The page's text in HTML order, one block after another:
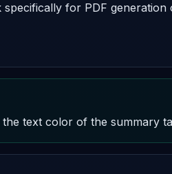
for PDF
text color of the summary